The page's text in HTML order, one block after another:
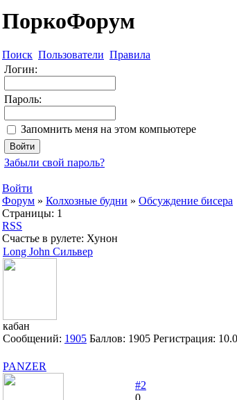
ПоркоФорум
Поиск Пользователи Правила
Логин:
Пароль:
Запомнить меня на этом компьютере
Забыли свой пароль?
Войти
Форум » Колхозные будни » Обсуждение бисера
Страницы: 1
RSS
Счастье в рулете: Хунон
Long John Сильвер
кабан
Сообщений: 1905 Баллов: 1905 Регистрация:
PANZER
#2